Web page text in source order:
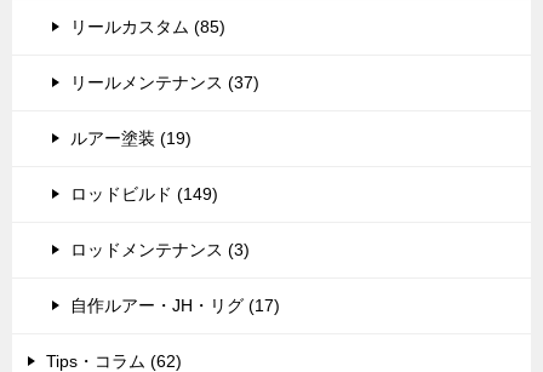
リールカスタム (85)
リールメンテナンス (37)
ルアー塗装 (19)
ロッドビルド (149)
ロッドメンテナンス (3)
自作ルアー・JH・リグ (17)
Tips・コラム (62)